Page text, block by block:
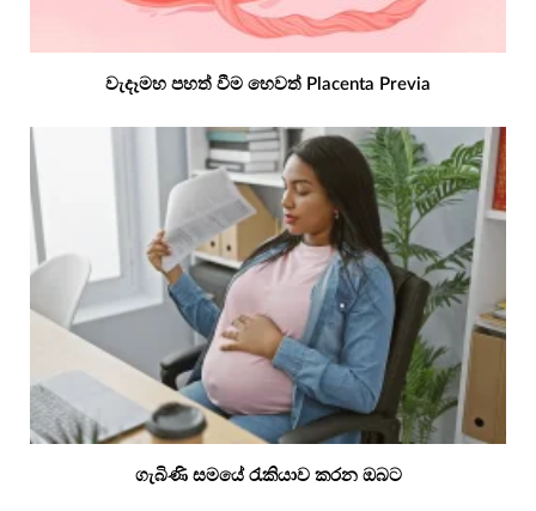
වැදෑමහ පහත් වීම හෙවත් Placenta Previa
ගැබිණි සමයේ රැකියාව කරන ඔබට